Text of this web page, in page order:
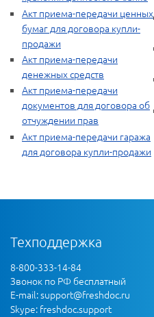
Акт приема-передачи ценных
бумаг для договора купли-
продажи
Акт приема-передачи
денежных средств
Акт приема-передачи
документов для договора об
отчуждении прав
Акт приема-передачи гаража
для договора купли-продажи
Техподдержка
8-800-333-14-84
Звонок по РФ бесплатный
E-mail:support@freshdoc.ru
Skype: freshdoc.support